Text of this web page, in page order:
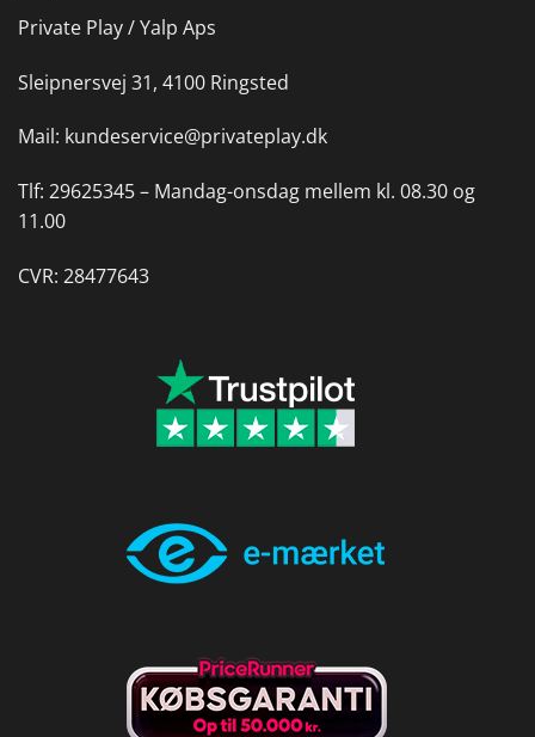
Private Play / Yalp Aps
Sleipnersvej 31, 4100 Ringsted
Mail: kundeservice@privateplay.dk
Tlf: 29625345 – Mandag-onsdag mellem kl. 08.30 og
11.00
CVR: 28477643